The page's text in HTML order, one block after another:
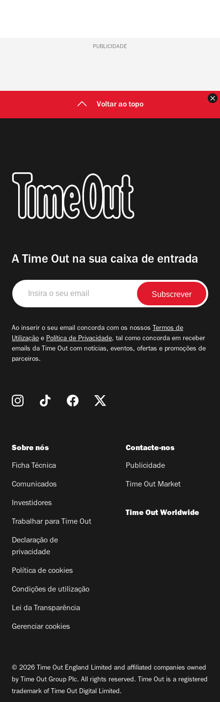
PUBLICIDADE
Voltar ao topo
A Time Out na sua caixa de entrada
Insira
o
seu
Ao inserir o seu email concorda com os nossos Termos de
Utilização e Política de Privacidade, tal como concorda em receber
emails da Time Out com notícias, eventos, ofertas e promoções de
parceiros.
Sobre nós
Ficha Técnica
Comunicados
Investidores
Trabalhar para Time Out
Declaração de
privacidade
Política de cookies
Condições de utilização
Lei da Transparência
Gerenciar cookies
Contacte-nos
Publicidade
Time Out Market
Time Out Worldwide
© 2026 Time Out England Limited and affiliated companies owned
by Time Out Group Plc. All rights reserved. Time Out is a registered
trademark of Time Out Digital Limited.